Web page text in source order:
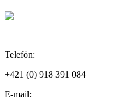
Telefón:
+421 (0) 918 391 084
E-mail: